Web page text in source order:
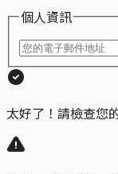
個人資訊
太好了！請檢查您